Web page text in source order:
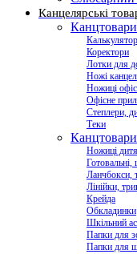
Канцелярські
Канцтовари
Коректори
Лотки для
Ножі
Ножиці
Офісне
Степлери,
Теки
Канцтовари
Ножиці
Готовальні,
Ланчбокси,
Лінійки,
Крейда
Обкладинки
Шкільний
Папки для
Папки для